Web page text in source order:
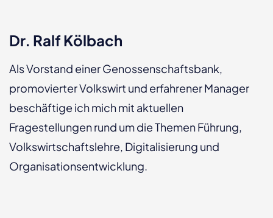
Dr. Ralf Kölbach
Als Vorstand einer Genossenschaftsbank,
promovierter Volkswirt und erfahrener Manager
beschäftige ich mich mit aktuellen
Fragestellungen rund um die Themen Führung,
Volkswirtschaftslehre, Digitalisierung und
Organisationsentwicklung.